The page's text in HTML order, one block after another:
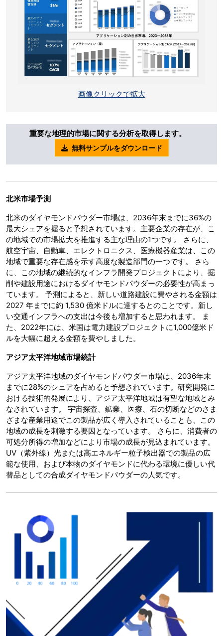
画像クリックで拡大
重要な地理的市場に関する分析を取得します。
無料サンプルをダウンロード
北米市場予測
北米のダイヤモンドパウダー市場は、2036年末までに36%の
最大シェアを握ると予想されています。主要企業の存在が、こ
の地域での市場拡大を推進する主な理由の1つです。 さらに、
航空宇宙、自動車、エレクトロニクス、医療機器産業は、この
地域で重要な存在感を示す高度な製造部門の一つです。 さら
に、この地域の継続的なインフラ開発プロジェクトにより、掘
削や建設用途におけるダイヤモンドパウダーの必要性が高まっ
ています。 予測によると、新しい道路建設に費やされる金額は
2027 年までに約 1,530 億米ドルに達するとのことです。新し
い交通インフラへの支出は今後も増加すると思われます。 ま
た、2022年には、米国は電力建設プロジェクトに1,000億米ド
ルを大幅に超える金額を費やしました。
アジア太平洋地域市場統計
アジア太平洋地域のダイヤモンドパウダー市場は、2036年末
までに28%のシェアを占めると予想されています。研究開発に
おける技術的発展により、アジア太平洋地域は有望な地域とみ
なされています。 宇宙探査、鉱業、医療、石の切断などのさま
ざまな産業用途でこの製品が広く導入されていることも、この
地域の成長を刺激する要因となっています。 さらに、消費者の
可処分所得の増加などにより市場の成長が見込まれています。
UV（紫外線）光または高エネルギー粒子検出器での製品の広
範な使用、および本物のダイヤモンドに代わる環境に優しい代
替品としての合成ダイヤモンドパウダーの人気です。